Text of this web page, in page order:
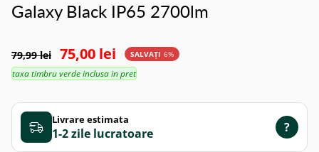
Galaxy Black IP65 2700lm
79,99 lei 75,00 lei SALVAȚI 6%
taxa timbru verde inclusa in pret
Livrare estimata
1-2 zile ?